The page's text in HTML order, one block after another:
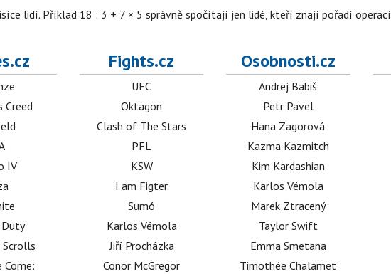
lidí. Příklad 18 : 3 + 7 × 5 správně spočítají jen lidé, kteří znají pořadí operací
Creed
IV
Scrolls
Come:
Fights.cz
UFC
Oktagon
Clash of The Stars
PFL
KSW
I am Figter
Sumó
Karlos Vémola
Jiří Procházka
Conor McGregor
Osobnosti.cz
Andrej Babiš
Petr Pavel
Hana Zagorová
Kazma Kazmitch
Kim Kardashian
Karlos Vémola
Marek Ztracený
Taylor Swift
Emma Smetana
Timothée Chalamet